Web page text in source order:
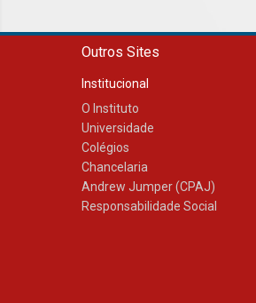
Outros Sites
Institucional
O Instituto
Universidade
Colégios
Chancelaria
Andrew Jumper (CPAJ)
Responsabilidade Social